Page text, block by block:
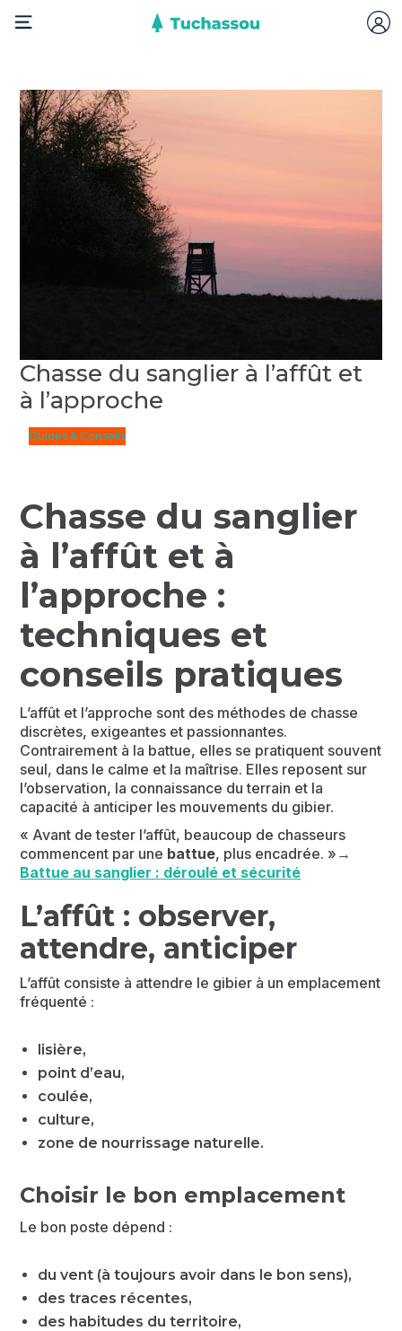
Chasse du sanglier à l’affût et
à l’approche
Guides & Conseils
Chasse du sanglier
à l’affût et à
l’approche :
techniques et
conseils pratiques
L’affût et l’approche sont des méthodes de chasse
discrètes, exigeantes et passionnantes.
Contrairement à la battue, elles se pratiquent souvent
seul, dans le calme et la maîtrise. Elles reposent sur
l’observation, la connaissance du terrain et la
capacité à anticiper les mouvements du gibier.
« Avant de tester l’affût, beaucoup de chasseurs
commencent par une battue, plus encadrée. »→
Battue au sanglier : déroulé et sécurité
L’affût : observer,
attendre, anticiper
L’affût consiste à attendre le gibier à un emplacement
fréquenté :
lisière,
point d’eau,
coulée,
culture,
zone de nourrissage naturelle.
Choisir le bon emplacement
Le bon poste dépend :
du vent (à toujours avoir dans le bon sens),
des traces récentes,
des habitudes du territoire,